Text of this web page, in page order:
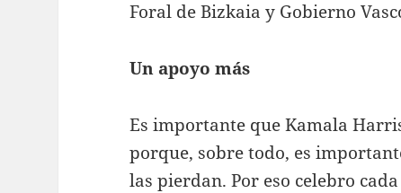
Foral de Bizkaia y Gobierno
Un apoyo más
Es importante que Kamala
porque, sobre todo, es
las pierdan. Por eso celebro